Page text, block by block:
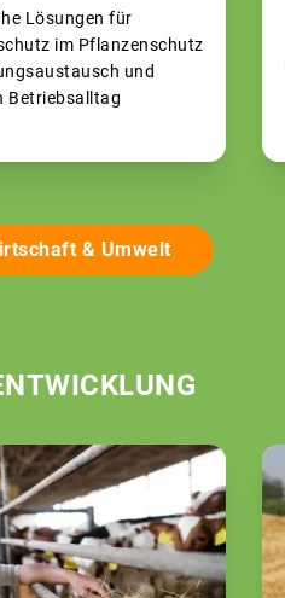
Lösungen für
im Pflanzenschutz
und
Betriebsalltag
& Umwelt